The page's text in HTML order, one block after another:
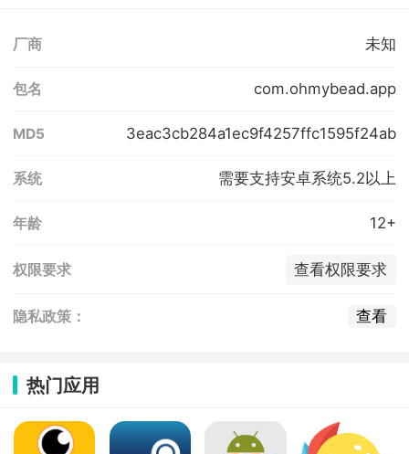
厂商 未知
包名 com.ohmybead.app
MD5 3eac3cb284a1ec9f4257ffc1595f24ab
系统 需要支持安卓系统5.2以上
年龄 12+
权限要求 查看权限要求
隐私政策： 查看
热门应用